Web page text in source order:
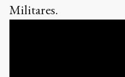
Militares.